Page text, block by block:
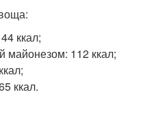
ккал;
майонезом: 112 ккал;
ккал.